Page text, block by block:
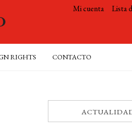
Mi cuenta Lista
RIGHTS CONTACTO